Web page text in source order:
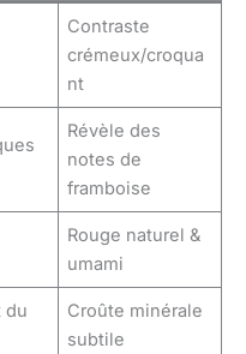
Contraste
crémeux/croqua
nt
Révèle des
notes de
framboise
Rouge naturel &
umami
du
Croûte minérale
subtile